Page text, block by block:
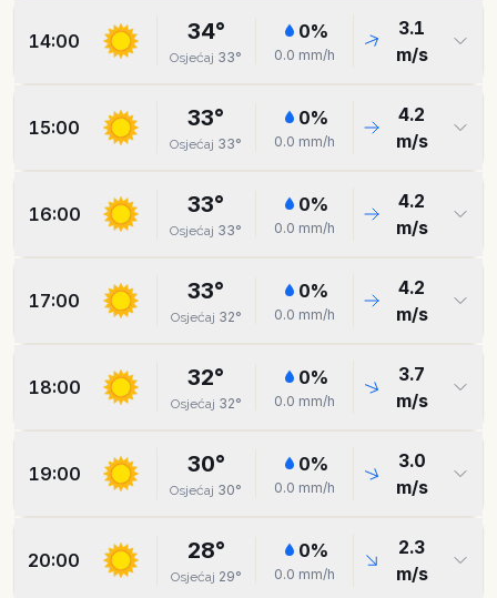
14:00 34°
Osjećaj 33°
0%
0.0 mm/h
3.1
m/s
15:00 33°
Osjećaj 33°
0%
0.0 mm/h
4.2
m/s
16:00 33°
Osjećaj 33°
0%
0.0 mm/h
4.2
m/s
17:00 33°
Osjećaj 32°
0%
0.0 mm/h
4.2
m/s
18:00 32°
Osjećaj 32°
0%
0.0 mm/h
3.7
m/s
19:00 30°
Osjećaj 30°
0%
0.0 mm/h
3.0
m/s
20:00 28°
Osjećaj 29°
0%
0.0 mm/h
2.3
m/s